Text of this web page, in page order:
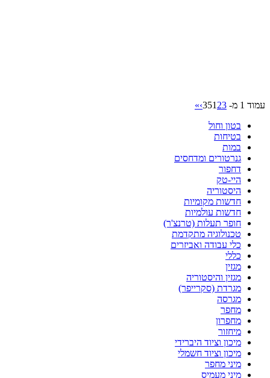
עמוד 1 מ- 35 1 23
›
»
בטון וחול
בטיחות
במות
גנרטורים ומדחסים
דחפור
היי-טק
היסטוריה
חדשות מקומיות
חדשות עולמיות
חופר תעלות (טרנצ'ר)
טכנולוגיה מתקדמת
כלי עבודה ואביזרים
כללי
מגזין
מגזין והיסטוריה
מגרדת (סקרייפר)
מגרסה
מחפר
מחפרון
מיחזור
מיכון וציוד היברידי
מיכון וציוד חשמלי
מיני מחפר
מיני מעמיס